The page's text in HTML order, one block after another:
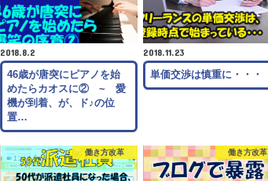
2018.8.2
46歳が唐突にピアノを始
めたらカオスに② ~ 愛
機が到着、が、ド♪の位
置…
2018.11.23
単価交渉は慎重に・・・
働き方改革 働き方改革